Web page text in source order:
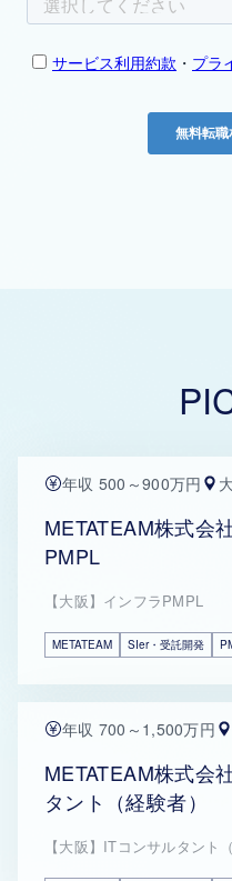
年収 500～900万円
METATEAM株式会
PMPL
【大阪】インフラPMPL
METATEAM SIer・受託開発
年収 700～1,500万円
METATEAM株式会
タント（経験者）
【大阪】ITコンサルタント